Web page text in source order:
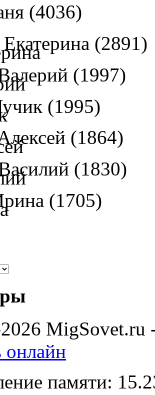
(4036)
Екатерина (2891)
(1997)
(1995)
(1864)
(1830)
(1705)
MigSovet.ru
памяти: